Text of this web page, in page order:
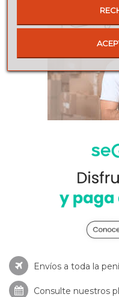
Envíos a toda la
Consulte nuestros